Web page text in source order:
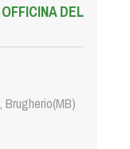
DEL
Brugherio(MB)